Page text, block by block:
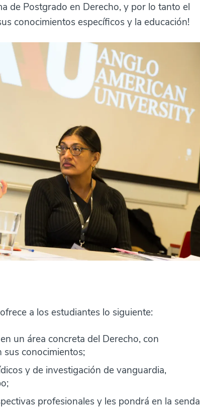
de Postgrado en Derecho, y por lo tanto el
conocimientos específicos y la educación!
a los estudiantes lo siguiente:
un área concreta del Derecho, con
sus conocimientos;
y de investigación de vanguardia,
profesionales y les pondrá en la senda